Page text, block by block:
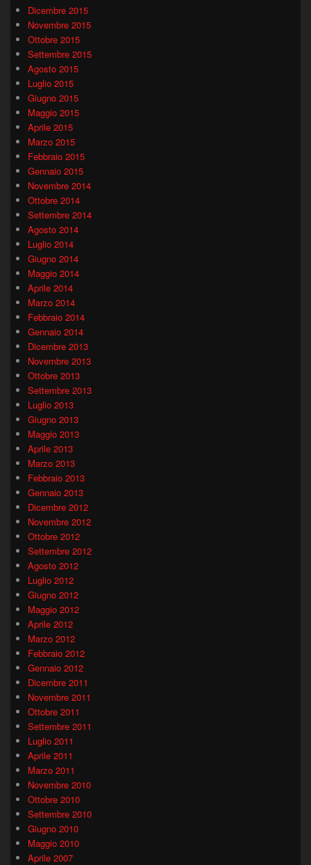
Dicembre 2015
Novembre 2015
Ottobre 2015
Settembre 2015
Agosto 2015
Luglio 2015
Giugno 2015
Maggio 2015
Aprile 2015
Marzo 2015
Febbraio 2015
Gennaio 2015
Novembre 2014
Ottobre 2014
Settembre 2014
Agosto 2014
Luglio 2014
Giugno 2014
Maggio 2014
Aprile 2014
Marzo 2014
Febbraio 2014
Gennaio 2014
Dicembre 2013
Novembre 2013
Ottobre 2013
Settembre 2013
Luglio 2013
Giugno 2013
Maggio 2013
Aprile 2013
Marzo 2013
Febbraio 2013
Gennaio 2013
Dicembre 2012
Novembre 2012
Ottobre 2012
Settembre 2012
Agosto 2012
Luglio 2012
Giugno 2012
Maggio 2012
Aprile 2012
Marzo 2012
Febbraio 2012
Gennaio 2012
Dicembre 2011
Novembre 2011
Ottobre 2011
Settembre 2011
Luglio 2011
Aprile 2011
Marzo 2011
Novembre 2010
Ottobre 2010
Settembre 2010
Giugno 2010
Maggio 2010
Aprile 2007